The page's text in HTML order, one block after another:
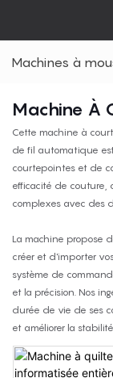
Machines à
Machine À
Cette machine à
de fil automatique
courtepointes et de
efficacité de couture,
complexes avec des
La machine propose
créer et d'importer
système de
et la précision. Nos
durée de vie de ses
et améliorer la